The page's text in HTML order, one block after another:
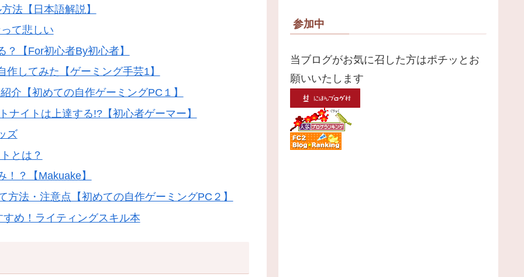
法【日本語解説】
て悲しい
【For初心者By初心者】
してみた【ゲーミング手芸1】
介【初めての自作ゲーミングPC１】
イトは上達する!?【初心者ゲーマー】
ズ
とは？
？【Makuake】
法・注意点【初めての自作ゲーミングPC２】
め！ライティングスキル本
参加中
当ブログがお気に召した方はポチッとお
願いいたします